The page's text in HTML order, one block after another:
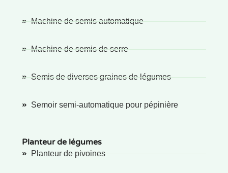
Machine de semis automatique
Machine de semis de serre
Semis de diverses graines de légumes
Semoir semi-automatique pour pépinière
Planteur de légumes
Planteur de pivoines